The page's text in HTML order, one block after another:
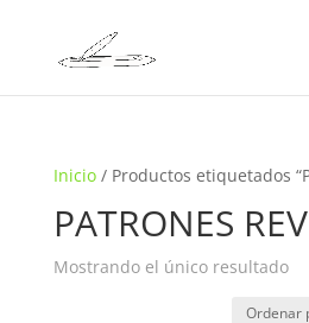
Inicio/ Productos etiquetados
PATRONES
Mostrando el único resultado